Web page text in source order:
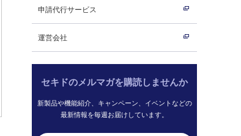
申請代行サービス
運営会社
セキドのメルマガを購読しませんか
新製品や機能紹介、キャンペーン、イベントなどの
最新情報を毎週お届けしています。